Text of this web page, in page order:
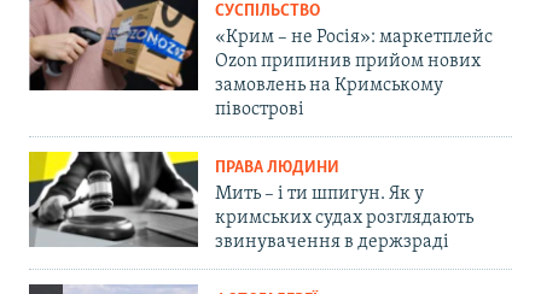
СУСПІЛЬСТВО
«Крим – не Росія»: маркетплейс
Ozon припинив прийом нових
замовлень на Кримському
півострові
ПРАВА ЛЮДИНИ
Мить – і ти шпигун. Як у
кримських судах розглядають
звинувачення в держзраді